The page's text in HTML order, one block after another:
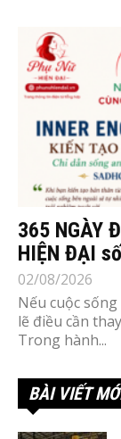
365 NGÀY
HIỆN ĐẠI
02/08/2026
Nếu cuộc
lẽ điều cần
Trong hành...
BÀI VIẾT